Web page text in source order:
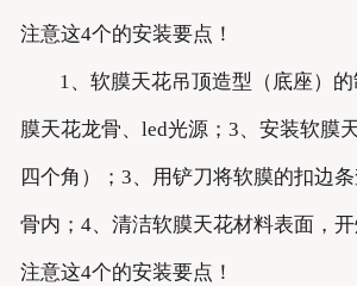
注意这4个的安装要点！
1、软膜天花吊顶造型（底座）
膜天花龙骨、led光源；3、安装软膜
四个角）；3、用铲刀将软膜的扣边
骨内；4、清洁软膜天花材料表面，
注意这4个的安装要点！